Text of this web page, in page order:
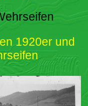
1920er und